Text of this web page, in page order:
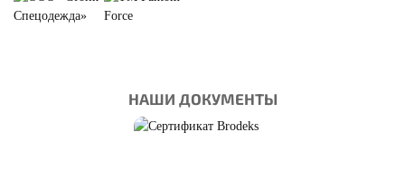
НАШИ ДОКУМЕНТЫ